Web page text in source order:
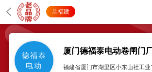
福建
德福泰
电动
厦门德福泰电动卷闸门
福建省厦门市湖里区小东山社工